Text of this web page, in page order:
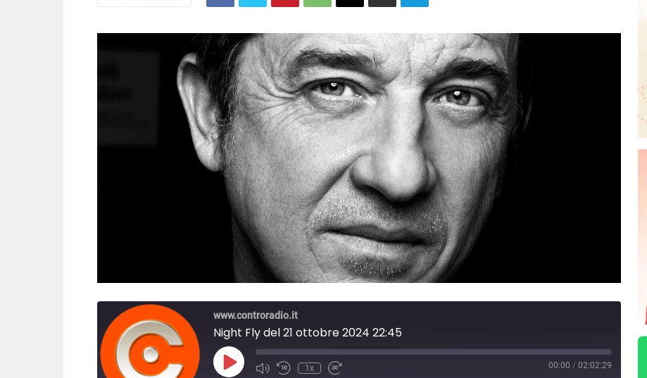
www.controradio.it
Night Fly del 21 ottobre 2024 22:45
Play
1x 00:00 / 02:02:29